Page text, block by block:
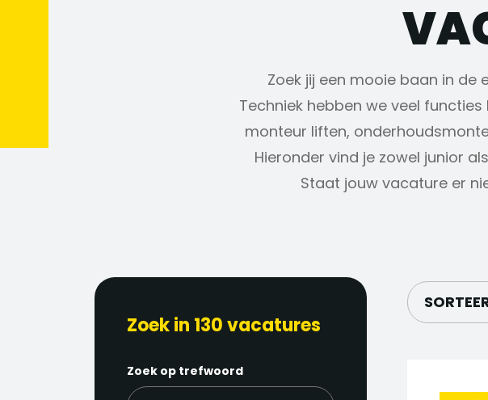
Zoek jij een mooie baan in de
Techniek hebben we veel
monteur liften,
Hieronder vind je zowel junior
Staat jouw vacature er
Zoek in 130 vacatures
Zoek op trefwoord